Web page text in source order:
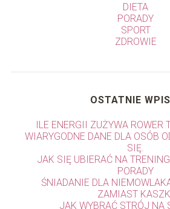
DIETA
PORADY
SPORT
ZDROWIE
OSTATNIE
ILE ENERGII ZUŻYWA ROWER
WIARYGODNE DANE DLA OSÓB
SIĘ.
JAK SIĘ UBIERAĆ NA
PORADY
ŚNIADANIE DLA
ZAMIAST
JAK WYBRAĆ STRÓJ NA